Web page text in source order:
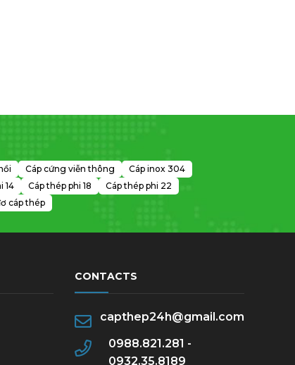
Cáp cứng viễn thông
Cáp inox 304
14 Cáp thép phi 18
Cáp thép phi 22
cáp thép
CONTACTS
capthep24h@gmail.com
0988.821.281 -
0932.35.8189